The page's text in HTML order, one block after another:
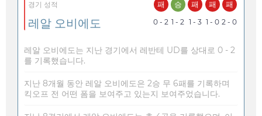
경기 성적
레알 오비에도
패
0 - 2
승
1 - 2
패
1 - 3
패
1 - 0
패
2 - 0
레알 오비에도는 지난 경기에서 레반테 UD를 상대로 0 - 2
를 기록했습니다.
지난 8개월 동안 레알 오비에도은 2승 무 6패를 기록하며
킥오프 전 어떤 폼을 보여주고 있는지 보여주었습니다.